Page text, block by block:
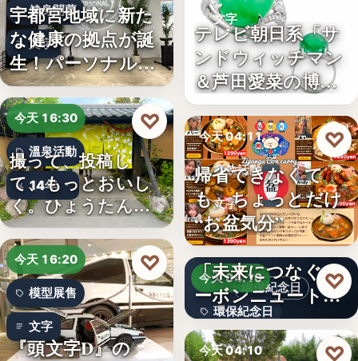
健身開幕
文字
宇都宮地域に新た
な健康の拠点が誕
生！パーソナルジ
ム「…
今天 16:30
溫泉活動
14年
撮って、投稿し
て、もっとおいし
く。ひょうたん温
泉、お盆の…
♡
今天 16:20
模型展售
文字
『頭文字D』の
♡
文字
テレビ朝日系「サ
ンドウィッチマン
＆芦田愛菜の博士
ちゃん」…
今天 04:11
餐飲活動
文字
帰省できなくて
も、ちょっとだけ
“お盆気分”
♡
環保紀念日
今天 04:10
環保紀念日
文字
日本JC、9月3日を
「未来につなぐカ
ーボンニュートラ
ルの…
♡
今天 04:10 ♡